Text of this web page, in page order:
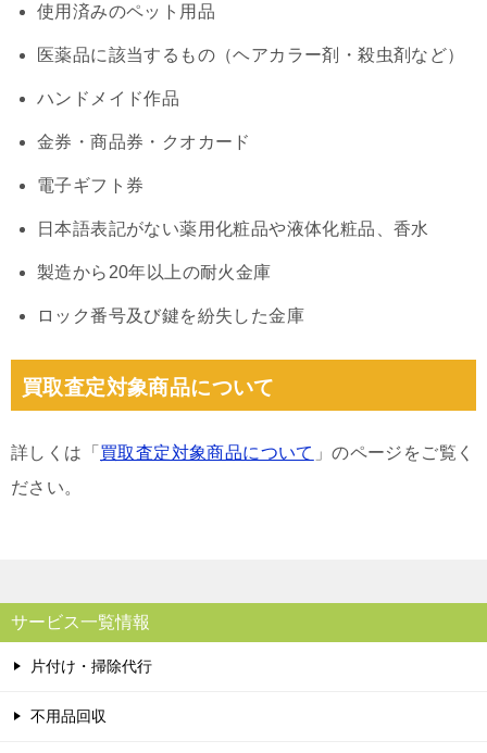
使用済みのペット用品
医薬品に該当するもの（ヘアカラー剤・殺虫剤など）
ハンドメイド作品
金券・商品券・クオカード
電子ギフト券
日本語表記がない薬用化粧品や液体化粧品、香水
製造から20年以上の耐火金庫
ロック番号及び鍵を紛失した金庫
買取査定対象商品について
詳しくは「 買取査定対象商品について 」のページをご覧く
ださい。
サービス一覧情報
片付け・掃除代行
不用品回収